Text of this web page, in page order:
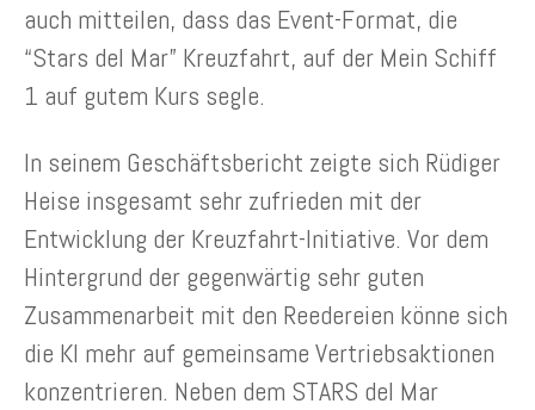
auch mitteilen, dass das Event-Format, die
“Stars del Mar” Kreuzfahrt, auf der Mein Schiff
1 auf gutem Kurs segle.
In seinem Geschäftsbericht zeigte sich Rüdiger
Heise insgesamt sehr zufrieden mit der
Entwicklung der Kreuzfahrt-Initiative. Vor dem
Hintergrund der gegenwärtig sehr guten
Zusammenarbeit mit den Reedereien könne sich
die KI mehr auf gemeinsame Vertriebsaktionen
konzentrieren. Neben dem STARS del Mar